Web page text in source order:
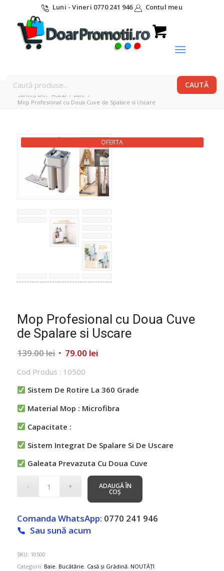
Luni - Vineri 0770 241 946 Contul meu
Sunteți aici: Acasa / Baie /
Mop Profesional cu Doua Cuve de Spalare si Uscare
OFERTA
Mop Profesional cu Doua Cuve
de Spalare si Uscare
139.00lei Prețul
a
fost:
79.00 leiPrețul
79.00 lei.
Cod Produs : 10500
Sistem De Rotire La 360 Grade
Material Mop : Microfibra
Capacitate :
Sistem Integrat De Spalare Si De Uscare
Galeata Prevazuta Cu Doua Cuve
ADAUGĂ ÎN
COȘ
Comanda WhatsApp: 0770 241 946
Sau sună acum
SKU: 10500
Categorii: Baie, Bucătărie, Casă și Grădină, NOUTĂȚI